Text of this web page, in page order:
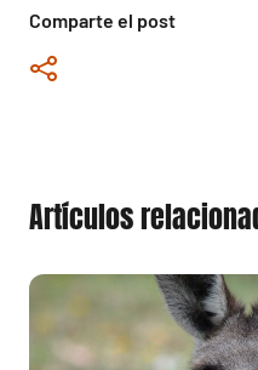
Comparte el post
Artículos